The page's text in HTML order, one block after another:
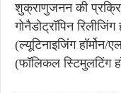
शुक्राणुजनन की
गोनैडोट्रॉपिन
(ल्यूटिनाइजिंग हॉर्मोन/
(फॉलिकल स्टिमुलटिंग